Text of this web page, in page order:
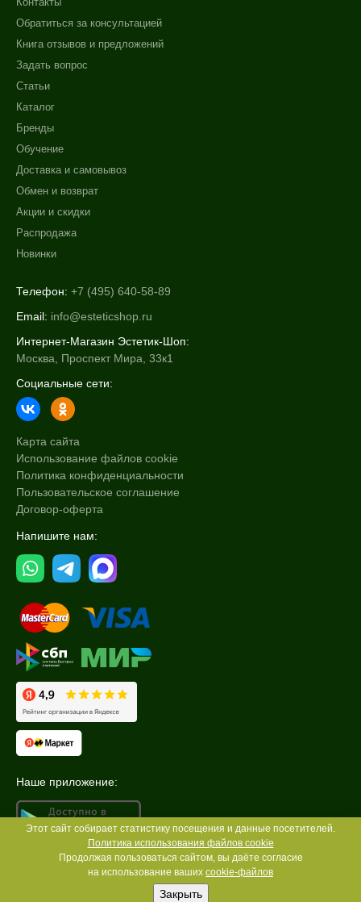
Обратиться за консультацией
Книга отзывов и предложений
Задать вопрос
Статьи
Каталог
Бренды
Обучение
Доставка и самовывоз
Обмен и возврат
Акции и скидки
Распродажа
Новинки
Телефон: +7 (495) 640-58-89
Email: info@esteticshop.ru
Интернет-Магазин Эстетик-Шоп:
Москва, Проспект Мира, 33к1
Социальные сети:
Карта сайта
Использование файлов cookie
Политика конфиденциальности
Пользовательское соглашение
Договор-оферта
Напишите нам:
Наше приложение:
Этот сайт собирает статистику посещения и данные посетителей.
Политика использования файлов cookie
Продолжая пользоваться сайтом, вы даёте согласие
на использование ваших cookie-файлов
Закрыть